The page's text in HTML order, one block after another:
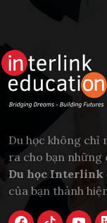
Du học không chỉ
ra cho bạn những
Du học Interlink
của bạn thành